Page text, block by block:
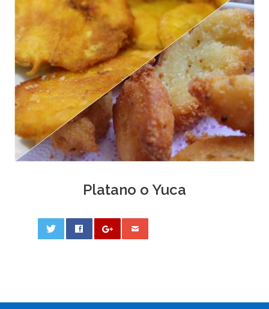
Platano o Yuca
NAVIGATION